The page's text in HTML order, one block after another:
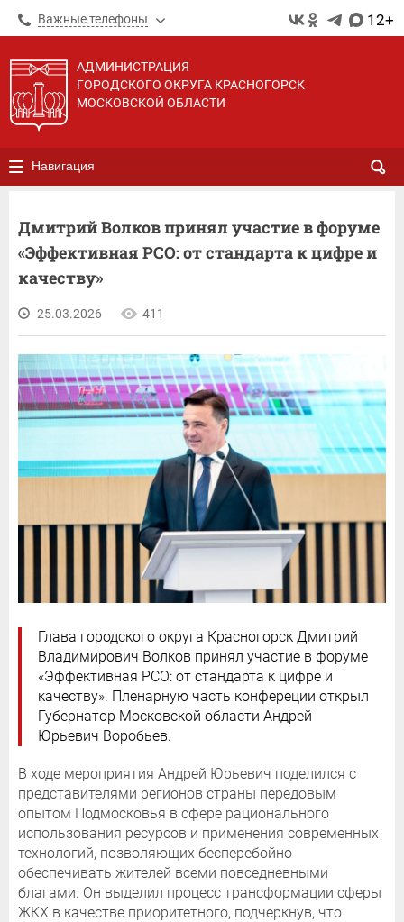
Важные телефоны 12+
АДМИНИСТРАЦИЯ
ГОРОДСКОГО ОКРУГА КРАСНОГОРСК
МОСКОВСКОЙ ОБЛАСТИ
Навигация
Дмитрий Волков принял участие в форуме
«Эффективная РСО: от стандарта к цифре и
качеству»
25.03.2026 411
Глава городского округа Красногорск Дмитрий
Владимирович Волков принял участие в форуме
«Эффективная РСО: от стандарта к цифре и
качеству». Пленарную часть конфереции открыл
Губернатор Московской области Андрей
Юрьевич Воробьев.
В ходе мероприятия Андрей Юрьевич поделился с
представителями регионов страны передовым
опытом Подмосковья в сфере рационального
использования ресурсов и применения современных
технологий, позволяющих бесперебойно
обеспечивать жителей всеми повседневными
благами. Он выделил процесс трансформации сферы
ЖКХ в качестве приоритетного, подчеркнув, что